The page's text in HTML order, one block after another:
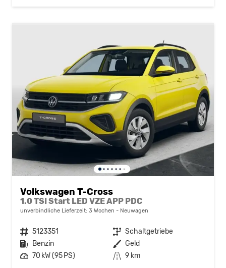
Volkswagen T-Cross
1.0 TSI Start LED VZE APP PDC
unverbindliche Lieferzeit: 3 Wochen Neuwagen
Fahrzeugnr. 5123351 Getriebe Schaltgetriebe
Kraftstoff Benzin Außenfarbe Geld
Leistung 70 kW (95 PS) Kilometerstand 9 km